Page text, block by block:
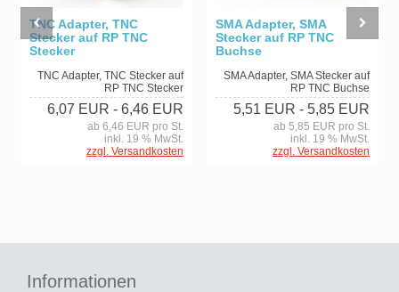
TNC Adapter, TNC
Stecker auf RP TNC
Stecker
TNC Adapter, TNC Stecker auf
RP TNC Stecker
6,07 EUR - 6,46 EUR
ab 6,46 EUR pro St.
inkl. 19 % MwSt.
zzgl. Versandkosten
SMA Adapter, SMA
Stecker auf RP TNC
Buchse
SMA Adapter, SMA Stecker auf
RP TNC Buchse
5,51 EUR - 5,85 EUR
ab 5,85 EUR pro St.
inkl. 19 % MwSt.
zzgl. Versandkosten
Informationen